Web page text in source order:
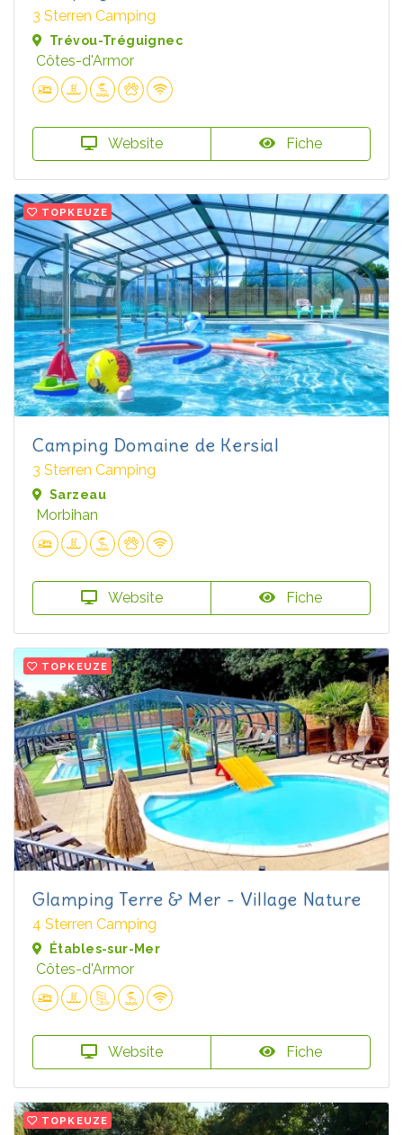
3 Sterren Camping
Trévou-Tréguignec
Côtes-d'Armor
Website Fiche
TOPKEUZE
Camping Domaine de Kersial
3 Sterren Camping
Sarzeau
Morbihan
Website Fiche
TOPKEUZE
Glamping Terre & Mer - Village Nature
4 Sterren Camping
Étables-sur-Mer
Côtes-d'Armor
Website Fiche
TOPKEUZE